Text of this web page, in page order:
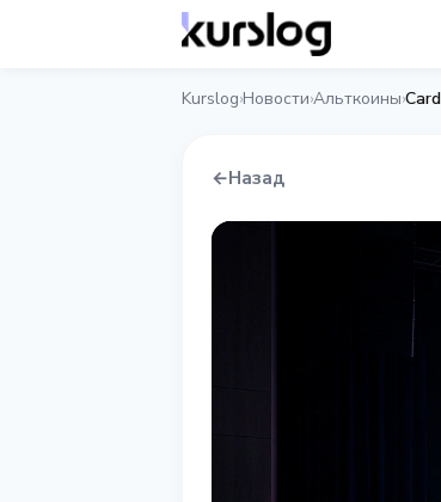
Kurslog›Новости›Альткоины›
←Назад